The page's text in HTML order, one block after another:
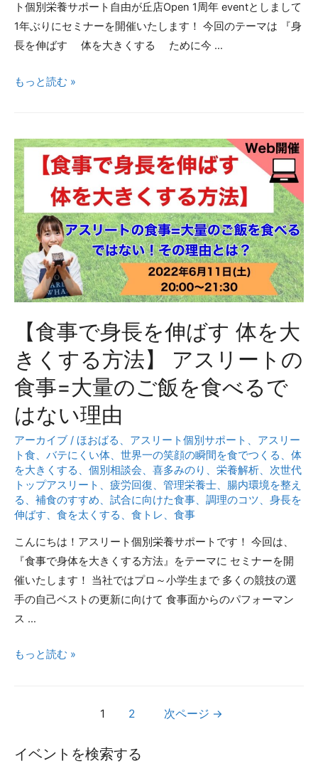
ト個別栄養サポート自由が丘店Open 1周年 eventとしまして
1年ぶりにセミナーを開催いたします！ 今回のテーマは 『身
長を伸ばす 体を大きくする ために今 …
成
ア
ス
リ
ー
ト
が
『身
長
伸
す』
『体
を
大
き
く』
す
る
た
め
に
今
日
か
ら
始
た
もっと読む »
【食事で身長を伸ばす 体を大
きくする方法】 アスリートの
食事=大量のご飯を食べるで
はない理由
アーカイブ / ほおばる アスリート個別サポート
アスリー
ト食
バテにくい体 世界一の笑顔の瞬間を食でつくる
体
を大きくする
個別相談会 喜多みのり 栄養解析
次世代
トップアスリート
疲労回復 管理栄養士
腸内環境を整え
る
補食のすすめ 試合に向けた食事 調理のコツ
身長を
伸ばす
食を太くする 食トレ 食事
こんにちは！アスリート個別栄養サポートです！ 今回は、
『食事で身体を大きくする方法』をテーマに セミナーを開
催いたします！ 当社ではプロ～小学生まで 多くの競技の選
手の自己ベストの更新に向けて 食事面からのパフォーマン
ス …
【食
を
もっと読む »
ナ
1 2 次ページ →
イベントを検索する